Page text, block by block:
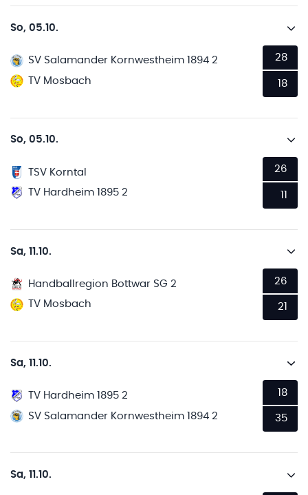
So, 05.10.
SV Salamander Kornwestheim 1894 2
TV Mosbach
28
18
So, 05.10.
TSV Korntal
TV Hardheim 1895 2
26
Sa, 11.10.
Handballregion Bottwar SG 2
TV Mosbach
26
21
Sa, 11.10.
TV Hardheim 1895 2
SV Salamander Kornwestheim 1894 2
18
35
Sa, 11.10.